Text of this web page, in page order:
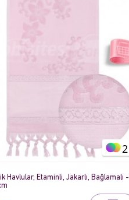
2
Havlular, Etaminli, Jakarlı, Bağlamalı -